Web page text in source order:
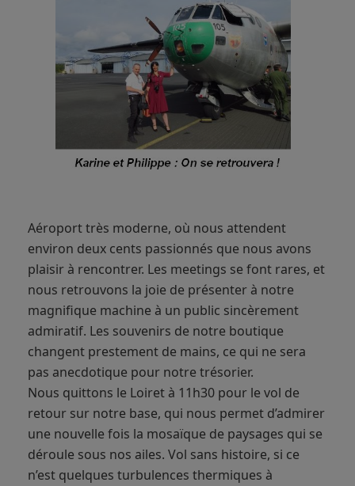
Aéroport très moderne, où nous attendent
environ deux cents passionnés que nous avons
plaisir à rencontrer. Les meetings se font rares, et
nous retrouvons la joie de présenter à notre
magnifique machine à un public sincèrement
admiratif. Les souvenirs de notre boutique
changent prestement de mains, ce qui ne sera
pas anecdotique pour notre trésorier.
Nous quittons le Loiret à 11h30 pour le vol de
retour sur notre base, qui nous permet d’admirer
une nouvelle fois la mosaïque de paysages qui se
déroule sous nos ailes. Vol sans histoire, si ce
n’est quelques turbulences thermiques à